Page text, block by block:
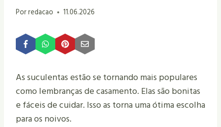
Porredacao 11.06.2026
As suculentas estão se tornando mais populares
como lembranças de casamento. Elas são bonitas
e fáceis de cuidar. Isso as torna uma ótima escolha
para os noivos.